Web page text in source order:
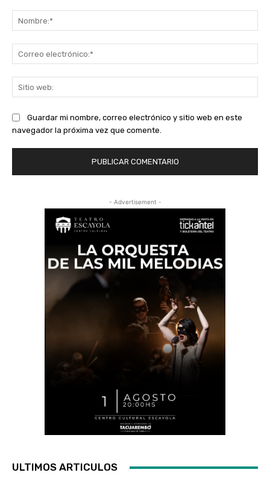
Guardar mi nombre, correo electrónico y sitio web en este
navegador la próxima vez que comente.
- Advertisement -
ULTIMOS ARTICULOS